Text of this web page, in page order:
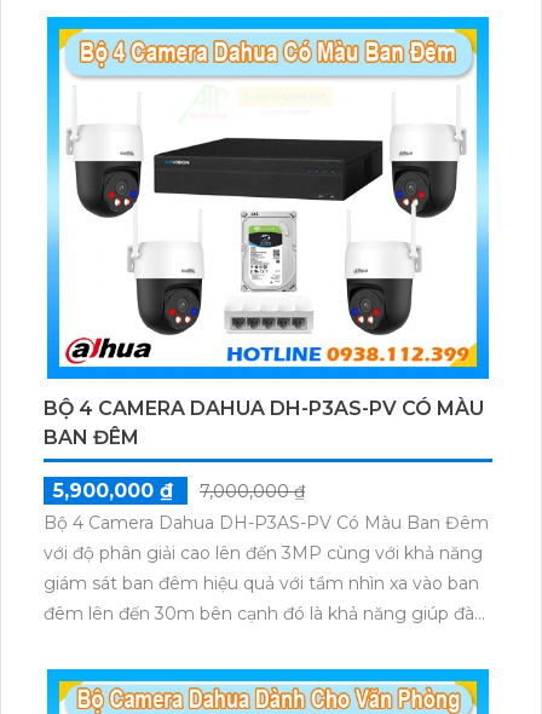
BỘ 4 CAMERA DAHUA DH-P3AS-PV CÓ MÀU
BAN ĐÊM
5,900,000 ₫
7,000,000 ₫
Bộ 4 Camera Dahua DH-P3AS-PV Có Màu Ban Đêm
với độ phân giải cao lên đến 3MP cùng với khả năng
giám sát ban đêm hiệu quả với tầm nhìn xa vào ban
đêm lên đến 30m bên cạnh đó là khả năng giúp đàm
động khi phát hiện xâm nhập